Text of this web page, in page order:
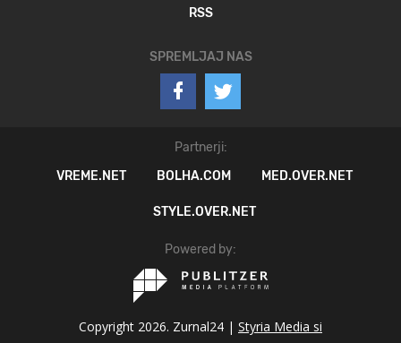
RSS
SPREMLJAJ NAS
Partnerji:
VREME.NET
BOLHA.COM MED.OVER.NET
STYLE.OVER.NET
Powered by:
Copyright 2026. Zurnal24 | Styria Media si